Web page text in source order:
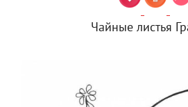
Чайные листья